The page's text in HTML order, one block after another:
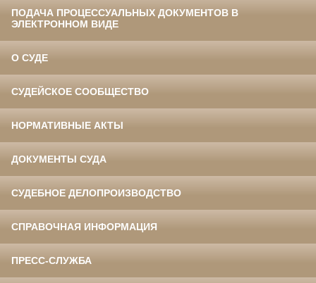
ПОДАЧА ПРОЦЕССУАЛЬНЫХ ДОКУМЕНТОВ В
ЭЛЕКТРОННОМ ВИДЕ
О СУДЕ
СУДЕЙСКОЕ СООБЩЕСТВО
НОРМАТИВНЫЕ АКТЫ
ДОКУМЕНТЫ СУДА
СУДЕБНОЕ ДЕЛОПРОИЗВОДСТВО
СПРАВОЧНАЯ ИНФОРМАЦИЯ
ПРЕСС-СЛУЖБА